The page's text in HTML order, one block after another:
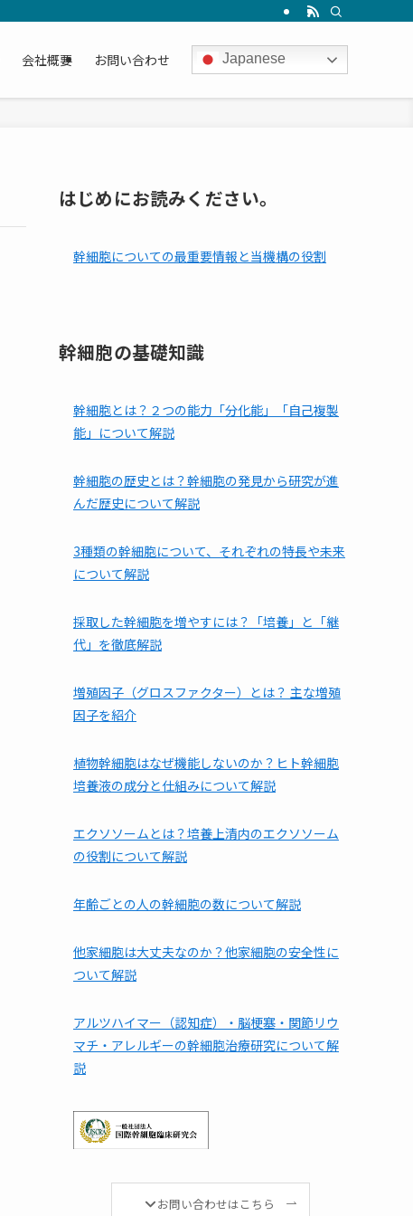
会社概要 お問い合わせ Japanese
はじめにお読みください。
幹細胞についての最重要情報と当機構の役割
幹細胞の基礎知識
幹細胞とは？２つの能力「分化能」「自己複製
能」について解説
幹細胞の歴史とは？幹細胞の発見から研究が進
んだ歴史について解説
3種類の幹細胞について、それぞれの特長や未来
について解説
採取した幹細胞を増やすには？「培養」と「継
代」を徹底解説
増殖因子（グロスファクター）とは？ 主な増殖
因子を紹介
植物幹細胞はなぜ機能しないのか？ヒト幹細胞
培養液の成分と仕組みについて解説
エクソソームとは？培養上清内のエクソソーム
の役割について解説
年齢ごとの人の幹細胞の数について解説
他家細胞は⼤丈夫なのか？他家細胞の安全性に
ついて解説
アルツハイマー（認知症）・脳梗塞・関節リウ
マチ・アレルギーの幹細胞治療研究について解
説
お問い合わせはこちら